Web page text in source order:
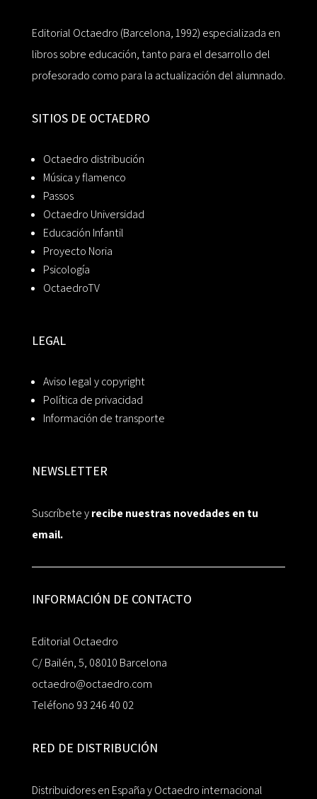
Editorial Octaedro (Barcelona, 1992) especializada en
libros sobre educación, tanto para el desarrollo del
profesorado como para la actualización del alumnado.
SITIOS DE OCTAEDRO
Octaedro distribución
Música y flamenco
Passos
Octaedro Universidad
Educación Infantil
Proyecto Noria
Psicología
OctaedroTV
LEGAL
Aviso legal y copyright
Política de privacidad
Información de transporte
NEWSLETTER
Suscríbete yrecibe nuestras novedades en tu
email.
INFORMACIÓN DE CONTACTO
Editorial Octaedro
C/ Bailén, 5, 08010 Barcelona
octaedro@octaedro.com
Teléfono 93 246 40 02
RED DE DISTRIBUCIÓN
Distribuidores en España y Octaedro internacional